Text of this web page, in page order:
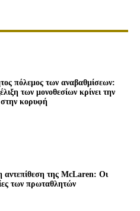
πόλεμος των αναβαθμίσεων:
των μονοθεσίων κρίνει την
στην κορυφή
αντεπίθεση της McLaren: Οι
των πρωταθλητών